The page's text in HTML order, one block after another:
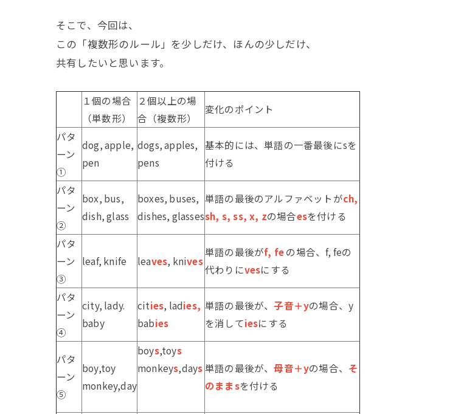
そこで、今回は、
この「複数形のルール」を少しだけ、ほんの少しだけ、
共有したいと思います。
１個の場合
（単数形）
２個以上の場
合（複数形）
変化のポイント
パタ
ーン
①
dog, apple,
pen
dogs, apples,
pens
基本的には、単語の一番最後にsを
付ける
パタ
ーン
②
box, bus,
dish, glass
boxes, buses,
dishes, glasses
単語の最後のアルファベットがch,
sh, s, ss, x, zの場合esを付ける
パタ
ーン
③
leaf, knife leaves, knives
単語の最後がf, feの場合、f, feの
代わりにvesにする
パタ
ーン
④
city, lady.
baby
cities, ladies,
babies
単語の最後が、子音＋yの場合、y
を消してiesにする
パタ
ーン
⑤
boy,toy
monkey,day
boys,toys
monkeys,days単語の最後が、母音＋yの場合、 そ
のままsを付ける